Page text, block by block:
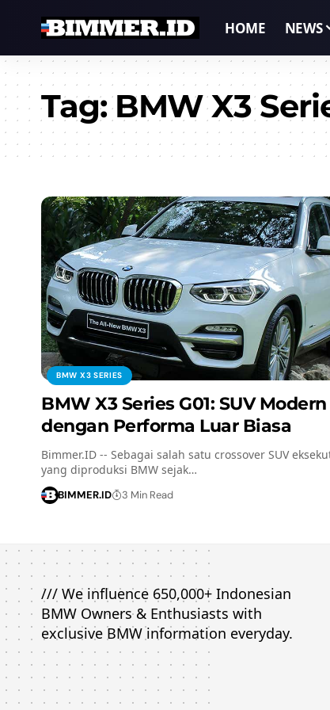
HOME NEWS
Tag:BMW X3
BMW X3 SERIES
BMW X3 Series G01: SUV Modern
dengan Performa Luar Biasa
Bimmer.ID -- Sebagai salah satu crossover SUV
yang diproduksi BMW sejak…
BIMMER.ID 3 Min Read
/// We influence 650,000+ Indonesian
BMW Owners & Enthusiasts with
exclusive BMW information everyday.